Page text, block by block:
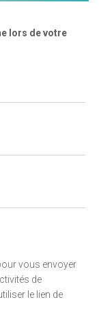
lors de votre
vous envoyer
de
le lien de